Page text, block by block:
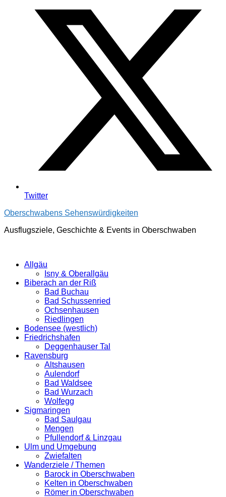
Twitter
Oberschwabens Sehenswürdigkeiten
Ausflugsziele, Geschichte & Events in Oberschwaben
Allgäu
Isny & Oberallgäu
Biberach an der Riß
Bad Buchau
Bad Schussenried
Ochsenhausen
Riedlingen
Bodensee (westlich)
Friedrichshafen
Deggenhauser Tal
Ravensburg
Altshausen
Aulendorf
Bad Waldsee
Bad Wurzach
Wolfegg
Sigmaringen
Bad Saulgau
Mengen
Pfullendorf & Linzgau
Ulm und Umgebung
Zwiefalten
Wanderziele / Themen
Barock in Oberschwaben
Kelten in Oberschwaben
Römer in Oberschwaben